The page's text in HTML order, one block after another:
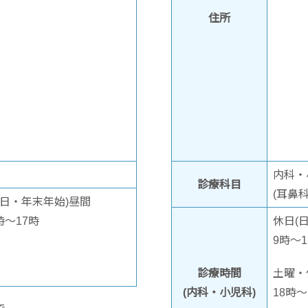
・年末年始)昼間
～17時
住所
診療科目
内科
(耳鼻
診療時間
(内科・小児科)
休日(
9時～
土曜
18時